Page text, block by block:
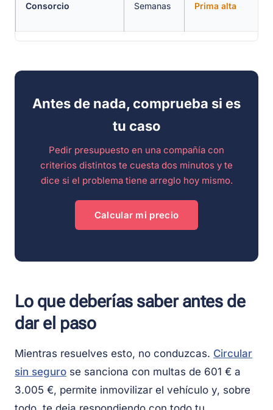
Consorcio Semanas Prima alta
Antes de nada, comprueba si es
tu caso
Pedir presupuesto en una compañía con
criterios distintos te cuesta dos minutos y te
dice si el problema tiene arreglo hoy mismo.
Calcular mi precio
Lo que deberías saber antes de
dar el paso
Mientras resuelves esto, no conduzcas. Circular
sin seguro se sanciona con multas de 601 € a
3.005 €, permite inmovilizar el vehículo y, sobre